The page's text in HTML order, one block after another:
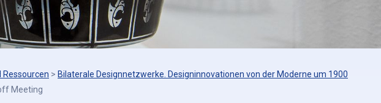
Ressourcen > Bilaterale Designnetzwerke. Designinnovationen von der Moderne um 1900
Meeting